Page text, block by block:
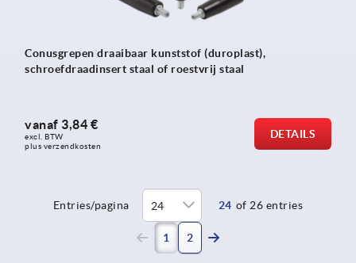
Conusgrepen draaibaar kunststof (duroplast),
schroefdraadinsert staal of roestvrij staal
vanaf 3,84 €
excl. BTW
plus verzendkosten
DETAILS
Entries/pagina 24 of 26 entries
1 (current)
2